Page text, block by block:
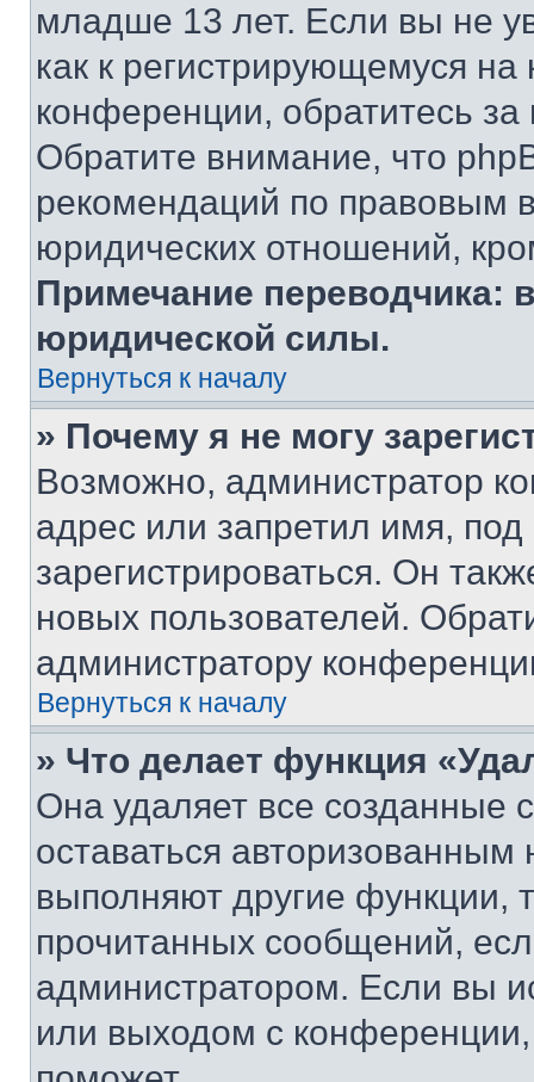
младше 13 лет. Если вы не
как к регистрирующемуся
конференции, обратитесь
Обратите внимание, что
рекомендаций по правовым
юридических отношений,
Примечание переводчика:
юридической силы.
Вернуться к началу
» Почему я не могу
Возможно, администратор
адрес или запретил имя,
зарегистрироваться. Он
новых пользователей.
администратору
Вернуться к началу
» Что делает функция
Она удаляет все созданные
оставаться
выполняют другие функции,
прочитанных сообщений,
администратором. Если вы
или выходом с